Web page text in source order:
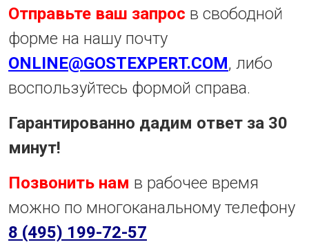
Отправьте ваш запрос в свободной
форме на нашу почту
ONLINE@GOSTEXPERT.COM, либо
воспользуйтесь формой справа.
Гарантированно дадим ответ за 30
минут!
Позвонить нам в рабочее время
можно по многоканальному телефону
8 (495) 199-72-57